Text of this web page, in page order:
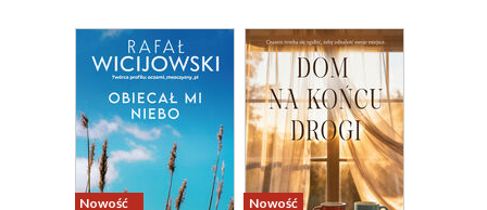
Nowość
Nowość